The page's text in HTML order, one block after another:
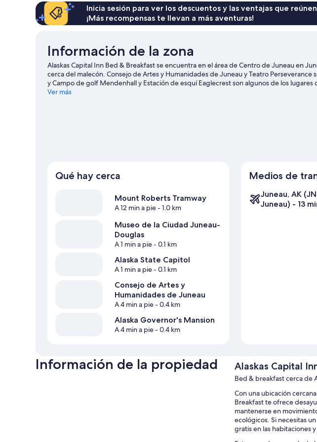
Inicia sesión para ver los descuentos y las ventajas que
¡Más recompensas te llevan a más aventuras!
Información de la zona
Alaskas Capital Inn Bed & Breakfast se encuentra en el área de Centro de Juneau en
cerca del malecón. Consejo de Artes y Humanidades de Juneau y Teatro Perseverance
y Campo de golf Mendenhall y Estación de esquí Eaglecrest son algunos de los
actividades en el área. No te pierdas Alaska Powder Descents. Disfruta de las montañas
Ver más
Qué hay cerca
Mount Roberts Tramway
A 12 min a pie- 1.0 km
Museo de la Ciudad Juneau-
Douglas
A 1 min a pie- 0.1 km
Alaska State Capitol
A 1 min a pie- 0.1 km
Consejo de Artes y
Humanidades de Juneau
A 4 min a pie- 0.4 km
Alaska Governor's Mansion
A 4 min a pie- 0.4 km
Medios de
Juneau, AK
Juneau) - 13
Información de la propiedad Alaskas Capital
Bed & breakfast cerca de
Con una ubicación
Breakfast te ofrece
mantenerse en
ecológicos. Si necesitas
gratis en las habitaciones